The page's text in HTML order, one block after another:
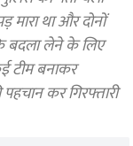
था और दोनों
बदला लेने के लिए
टीम बनाकर
कर गिरफ्तारी